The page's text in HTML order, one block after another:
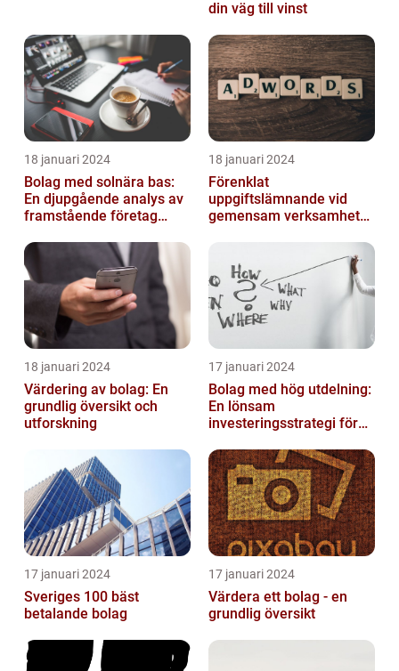
din väg till vinst
18 januari 2024
Bolag med solnära bas:
En djupgående analys av
framstående företag
18 januari 2024
Förenklat
uppgiftslämnande vid
gemensam verksamhet
18 januari 2024
Värdering av bolag: En
grundlig översikt och
utforskning
17 januari 2024
Bolag med hög utdelning:
En lönsam
investeringsstrategi för
17 januari 2024
Sveriges 100 bäst
betalande bolag
17 januari 2024
Värdera ett bolag - en
grundlig översikt